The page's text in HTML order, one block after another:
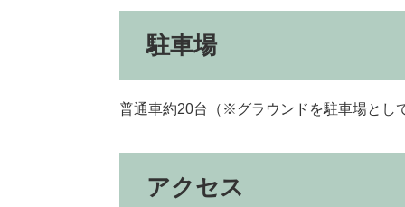
駐車場
普通車約20台（※グラウンドを駐車場とし
アクセス